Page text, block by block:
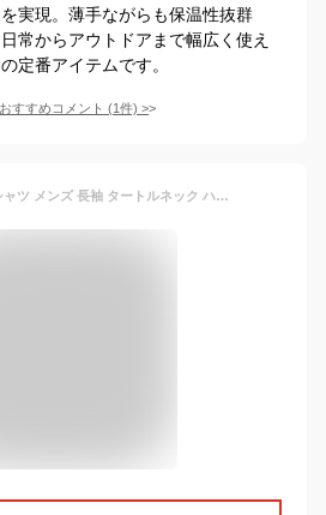
実現。薄手ながらも保温性抜群
常からアウトドアまで幅広く使え
定番アイテムです。
すすめコメント (1件) >
[Hyzhwl] ロングTシャツ メンズ 長袖 タートルネック ハイネックシャツ 厚手 防寒インナートップス 秋 冬 無地 暖かい